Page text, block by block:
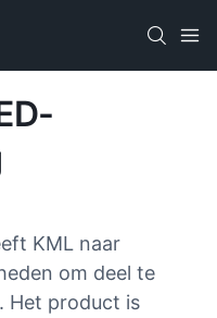
KML naar
om deel te
Het product is